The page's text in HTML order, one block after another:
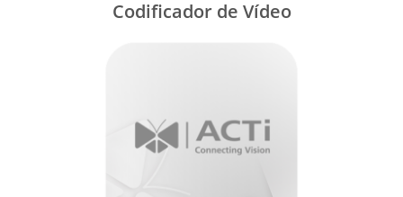
Codificador de Vídeo